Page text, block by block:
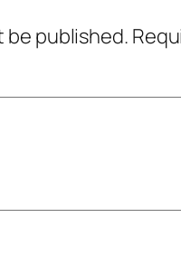
be published.